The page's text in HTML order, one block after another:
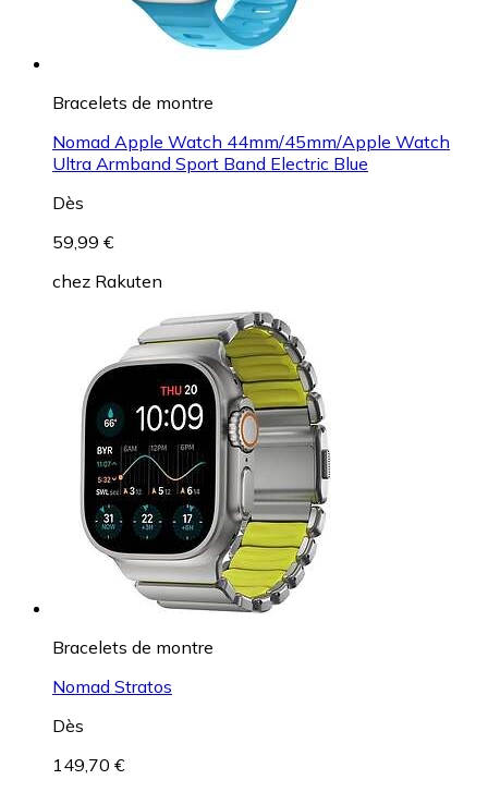
Bracelets de montre
Nomad Apple Watch 44mm/45mm/Apple Watch
Ultra Armband Sport Band Electric Blue
Dès
59,99 €
chez Rakuten
Bracelets de montre
Nomad Stratos
Dès
149,70 €